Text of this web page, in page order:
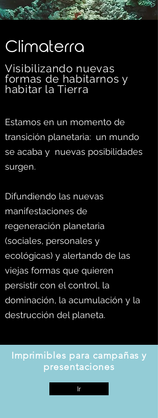
C limaterra
Visibilizando nuevas
formas de habitarnos y
habitar la Tierra
Estamos en un momento de
transición planetaria: un mundo
se acaba y nuevas posibilidades
surgen.
Difundiendo las nuevas
manifestaciones de
regeneración planetaria
(sociales, personales y
ecológicas) y alertando de las
viejas formas que quieren
persistir con el control, la
dominación, la acumulación y la
destrucción del planeta.
Imprimibles para campañas y
presentaciones
Ir